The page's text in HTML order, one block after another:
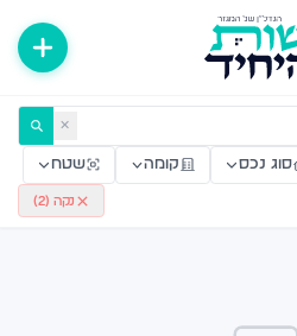
— רשות היחיד ✕
סוג נכס קומה שטח
נקה (2
)